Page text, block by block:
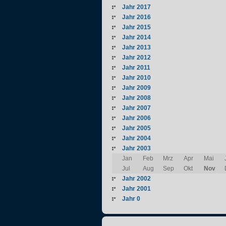
Jahr 2017
Jahr 2016
Jahr 2015
Jahr 2014
Jahr 2013
Jahr 2012
Jahr 2011
Jahr 2010
Jahr 2009
Jahr 2008
Jahr 2007
Jahr 2006
Jahr 2005
Jahr 2004
Jahr 2003
Jan
Feb Mrz Apr Mai
Jul
Aug Sep Okt Nov
Jahr 2002
Jahr 2001
Jahr 0